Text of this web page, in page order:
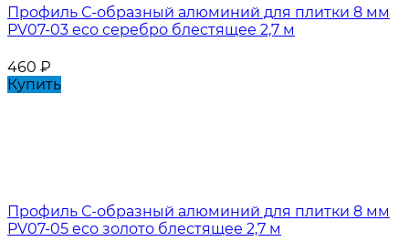
Профиль С-образный алюминий для плитки 8 мм
PV07-03 eco серебро блестящее 2,7 м
460 ₽
Купить
Профиль С-образный алюминий для плитки 8 мм
PV07-05 eco золото блестящее 2,7 м